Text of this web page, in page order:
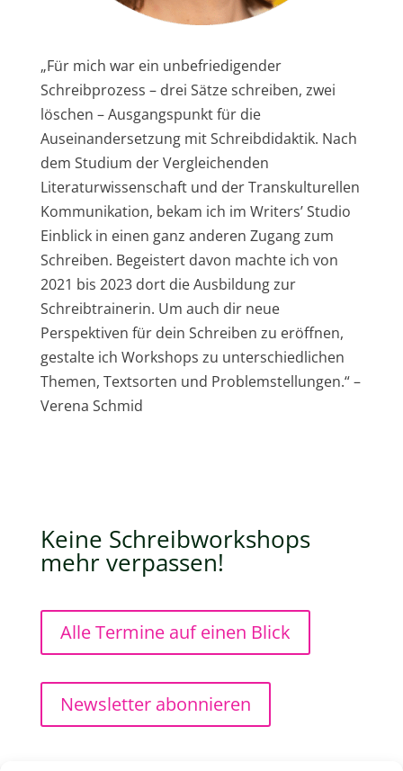
„Für mich war ein unbefriedigender
Schreibprozess – drei Sätze schreiben, zwei
löschen – Ausgangspunkt für die
Auseinandersetzung mit Schreibdidaktik. Nach
dem Studium der Vergleichenden
Literaturwissenschaft und der Transkulturellen
Kommunikation, bekam ich im Writers’ Studio
Einblick in einen ganz anderen Zugang zum
Schreiben. Begeistert davon machte ich von
2021 bis 2023 dort die Ausbildung zur
Schreibtrainerin. Um auch dir neue
Perspektiven für dein Schreiben zu eröffnen,
gestalte ich Workshops zu unterschiedlichen
Themen, Textsorten und Problemstellungen.“ –
Verena Schmid
Keine Schreibworkshops
mehr verpassen!
Alle Termine auf einen Blick
Newsletter abonnieren